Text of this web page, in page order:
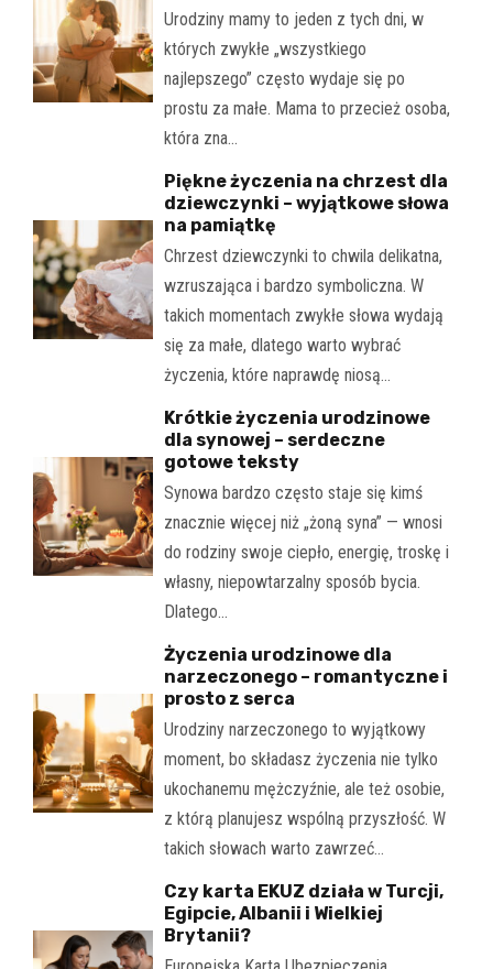
Urodziny mamy to jeden z tych dni, w
których zwykłe „wszystkiego
najlepszego” często wydaje się po
prostu za małe. Mama to przecież osoba,
która zna…
Piękne życzenia na chrzest dla
dziewczynki – wyjątkowe słowa
na pamiątkę
Chrzest dziewczynki to chwila delikatna,
wzruszająca i bardzo symboliczna. W
takich momentach zwykłe słowa wydają
się za małe, dlatego warto wybrać
życzenia, które naprawdę niosą…
Krótkie życzenia urodzinowe
dla synowej – serdeczne
gotowe teksty
Synowa bardzo często staje się kimś
znacznie więcej niż „żoną syna” — wnosi
do rodziny swoje ciepło, energię, troskę i
własny, niepowtarzalny sposób bycia.
Dlatego…
Życzenia urodzinowe dla
narzeczonego – romantyczne i
prosto z serca
Urodziny narzeczonego to wyjątkowy
moment, bo składasz życzenia nie tylko
ukochanemu mężczyźnie, ale też osobie,
z którą planujesz wspólną przyszłość. W
takich słowach warto zawrzeć…
Czy karta EKUZ działa w Turcji,
Egipcie, Albanii i Wielkiej
Brytanii?